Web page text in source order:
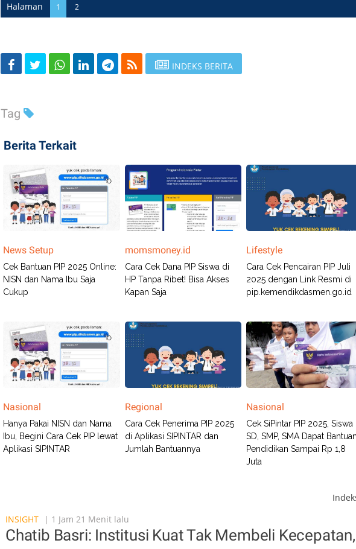
Halaman 1 2
INDEKS BERITA
Tag
Berita Terkait
News Setup
Cek Bantuan PIP 2025 Online:
NISN dan Nama Ibu Saja
Cukup
momsmoney.id
Cara Cek Dana PIP Siswa di
HP Tanpa Ribet! Bisa Akses
Kapan Saja
Lifestyle
Cara Cek Pencairan PIP Juli
2025 dengan Link Resmi di
pip.kemendikdasmen.go.id
Nasional
Hanya Pakai NISN dan Nama
Ibu, Begini Cara Cek PIP lewat
Aplikasi SIPINTAR
Regional
Cara Cek Penerima PIP 2025
di Aplikasi SIPINTAR dan
Jumlah Bantuannya
Nasional
Cek SiPintar PIP 2025, Siswa
SD, SMP, SMA Dapat Bantuan
Pendidikan Sampai Rp 1,8
Juta
INSIGHT
| 1 Jam 21 Menit lalu
Chatib Basri: Institusi Kuat Tak Membeli Kecepatan,